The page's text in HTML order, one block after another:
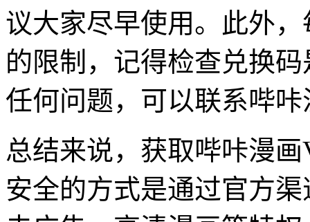
议大家尽早使用。此外
的限制，记得检查兑换
任何问题，可以联系哔
总结来说，获取哔咔漫
安全的方式是通过官方